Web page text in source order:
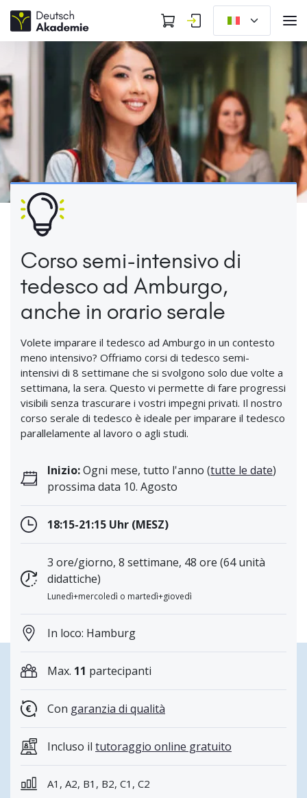
Corso semi-intensivo di
tedesco ad Amburgo,
anche in orario serale
Volete imparare il tedesco ad Amburgo in un contesto
meno intensivo? Offriamo corsi di tedesco semi-
intensivi di 8 settimane che si svolgono solo due volte a
settimana, la sera. Questo vi permette di fare progressi
visibili senza trascurare i vostri impegni privati. Il nostro
corso serale di tedesco è ideale per imparare il tedesco
parallelamente al lavoro o agli studi.
Inizio:Ogni mese, tutto l'anno (tutte le date)
prossima data 10. Agosto
18:15-21:15 Uhr (MESZ)
3 ore/giorno, 8 settimane, 48 ore (64 unità
didattiche)
Lunedì+mercoledì o martedì+giovedì
In loco: Hamburg
Max. 11 partecipanti
Con garanzia di qualità
Incluso il tutoraggio online gratuito
A1, A2, B1, B2, C1, C2